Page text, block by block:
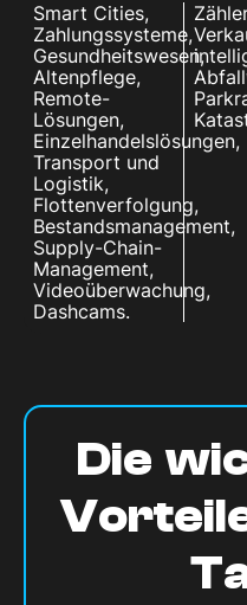
Smart Cities,
Zahlungssysteme,
Gesundheitswesen,
Altenpflege,
Remote-
Lösungen,
Einzelhandelslösungen,
Transport und
Logistik,
Flottenverfolgung,
Bestandsmanagement,
Supply-Chain-
Management,
Videoüberwachung,
Dashcams.
Die